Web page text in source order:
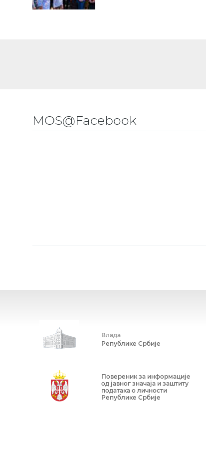
MOS@Facebook
Влада
Републике Србије
Повереник за информације
од јавног значаја и заштиту
података о личности
Републике Србије